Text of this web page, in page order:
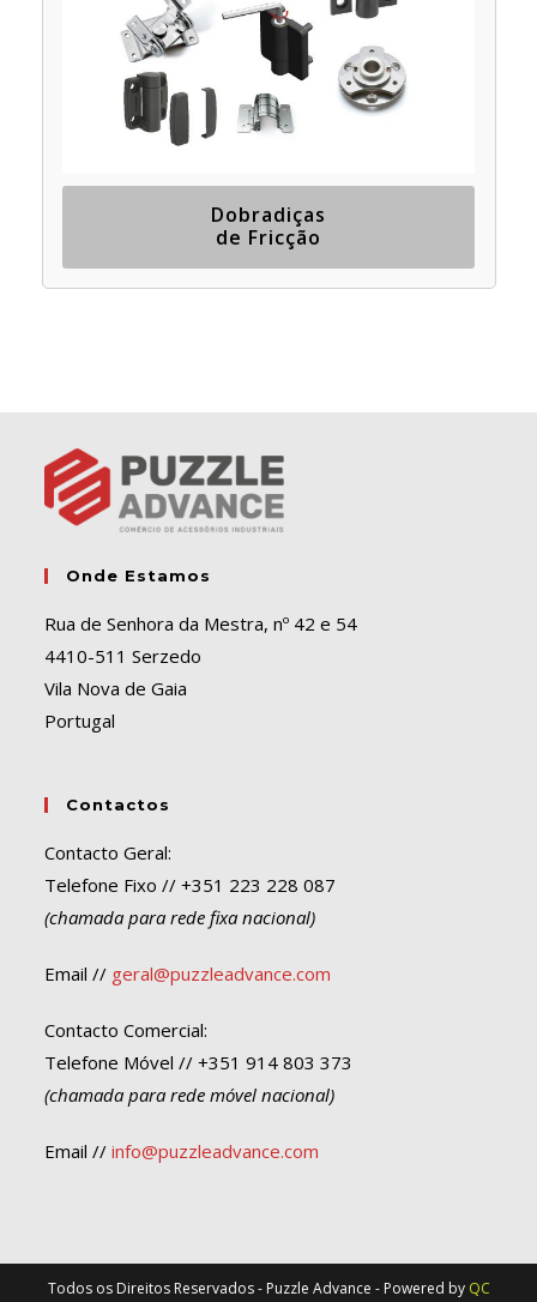
Dobradiças
de Fricção
Onde Estamos
Rua de Senhora da Mestra, nº 42 e 54
4410-511 Serzedo
Vila Nova de Gaia
Portugal
Contactos
Contacto Geral:
Telefone Fixo // +351 223 228 087
(chamada para rede fixa nacional)
Email // geral@puzzleadvance.com
Contacto Comercial:
Telefone Móvel // +351 914 803 373
(chamada para rede móvel nacional)
Email //info@puzzleadvance.com
Todos os Direitos Reservados - Puzzle Advance - Powered by QC